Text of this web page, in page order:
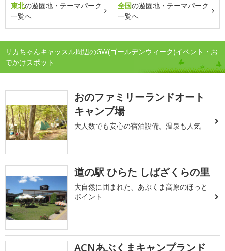
東北の遊園地・テーマパーク
一覧へ
全国の遊園地・テーマパーク
一覧へ
リカちゃんキャッスル周辺のGW(ゴールデンウィーク)イベント・お
でかけスポット
おのファミリーランドオート
キャンプ場
大人数でも安心の宿泊設備。温泉も人気
道の駅 ひらた しばざくらの里
大自然に囲まれた、あぶくま高原のほっと
ポイント
ACNあぶくまキャンプランド